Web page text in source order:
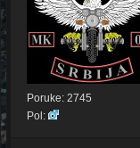
Poruke: 2745
Pol: